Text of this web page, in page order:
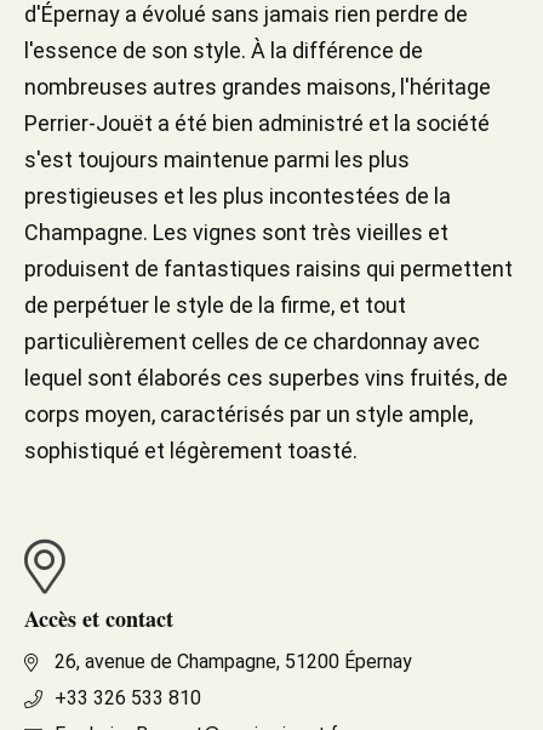
d'Épernay a évolué sans jamais rien perdre de
l'essence de son style. À la différence de
nombreuses autres grandes maisons, l'héritage
Perrier-Jouët a été bien administré et la société
s'est toujours maintenue parmi les plus
prestigieuses et les plus incontestées de la
Champagne. Les vignes sont très vieilles et
produisent de fantastiques raisins qui permettent
de perpétuer le style de la firme, et tout
particulièrement celles de ce chardonnay avec
lequel sont élaborés ces superbes vins fruités, de
corps moyen, caractérisés par un style ample,
sophistiqué et légèrement toasté.
Accès et contact
26, avenue de Champagne, 51200 Épernay
+33 326 533 810